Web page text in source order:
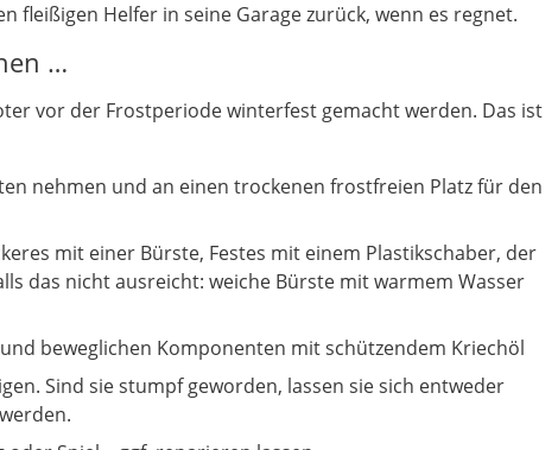
fleißigen Helfer in seine Garage zurück, wenn es regnet.
…
vor der Frostperiode winterfest gemacht werden. Das ist
nehmen und an einen trockenen frostfreien Platz für den
mit einer Bürste, Festes mit einem Plastikschaber, der
das nicht ausreicht: weiche Bürste mit warmem Wasser
beweglichen Komponenten mit schützendem Kriechöl
Sind sie stumpf geworden, lassen sie sich entweder